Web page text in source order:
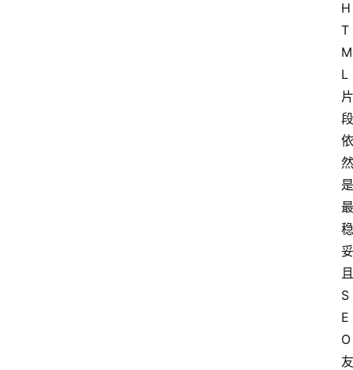
H
T
M
L
片
段
依
然
是
最
稳
妥
且
S
E
O
友